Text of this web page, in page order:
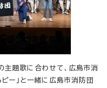
題歌に合わせて、広島市消
ピー」と一緒に広島市消防団